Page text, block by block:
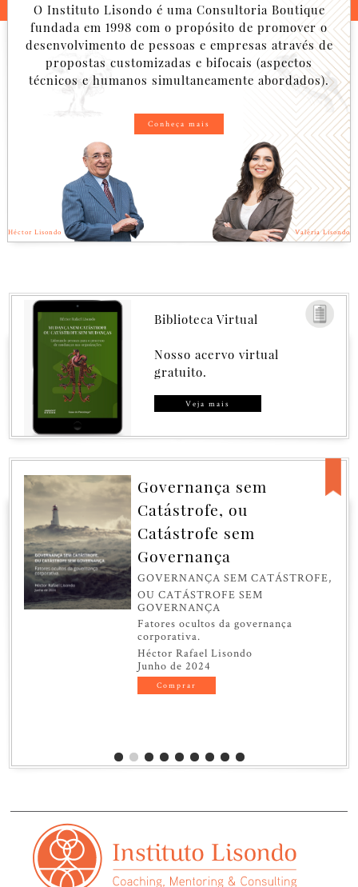
Héctor Lisondo
O Instituto Lisondo é uma Consultoria Boutique
fundada em 1998 com o propósito de promover o
desenvolvimento de pessoas e empresas através de
propostas customizadas e bifocais (aspectos
técnicos e humanos simultaneamente abordados).
Conheça mais
Valéria Lisondo
Biblioteca Virtual
Nosso acervo virtual
gratuito.
Veja mais
Governança sem
Catástrofe, ou
Catástrofe sem
Governança
GOVERNANÇA SEM CATÁSTROFE,
OU CATÁSTROFE SEM
GOVERNANÇA
Fatores ocultos da governança
corporativa.
Héctor Rafael Lisondo
Junho de 2024
Comprar